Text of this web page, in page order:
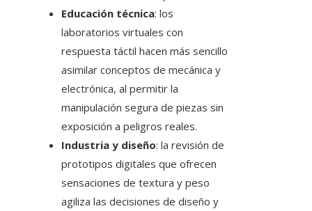
Educación técnica: los
laboratorios virtuales con
respuesta táctil hacen más sencillo
asimilar conceptos de mecánica y
electrónica, al permitir la
manipulación segura de piezas sin
exposición a peligros reales.
Industria y diseño: la revisión de
prototipos digitales que ofrecen
sensaciones de textura y peso
agiliza las decisiones de diseño y